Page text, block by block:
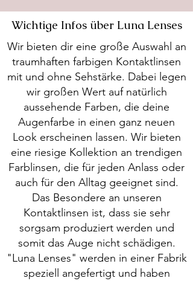
Wichtige Infos über Luna Lenses
Wir bieten dir eine große Auswahl an
traumhaften farbigen Kontaktlinsen
mit und ohne Sehstärke. Dabei legen
wir großen Wert auf natürlich
aussehende Farben, die deine
Augenfarbe in einen ganz neuen
Look erscheinen lassen. Wir bieten
eine riesige Kollektion an trendigen
Farblinsen, die für jeden Anlass oder
auch für den Alltag geeignet sind.
Das Besondere an unseren
Kontaktlinsen ist, dass sie sehr
sorgsam produziert werden und
somit das Auge nicht schädigen.
"Luna Lenses" werden in einer Fabrik
speziell angefertigt und haben